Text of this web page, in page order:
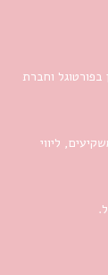
וחברת
ליווי